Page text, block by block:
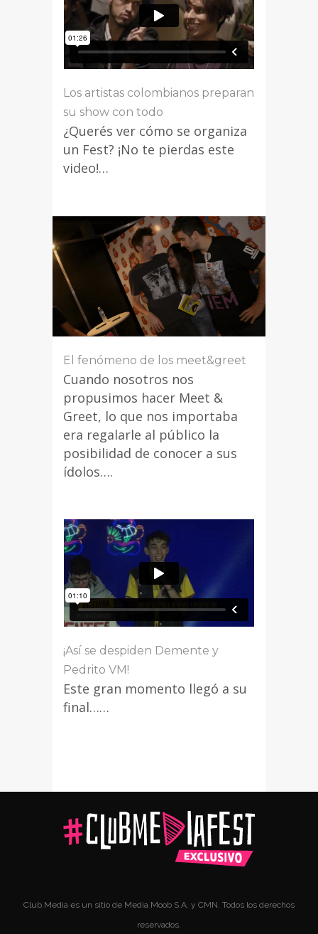
Los artistas colombianos preparan
su show con todo
¿Querés ver cómo se organiza
un Fest? ¡No te pierdas este
video!…
El fenómeno de los meet&greet
Cuando nosotros nos
propusimos hacer Meet &
Greet, lo que nos importaba
era regalarle al público la
posibilidad de conocer a sus
ídolos….
¡Así se despiden Demente y
Pedrito VM!
Este gran momento llegó a su
final……
Club.Media es un sitio de Media Moob S.A. y CMN. Todos los derechos
reservados.